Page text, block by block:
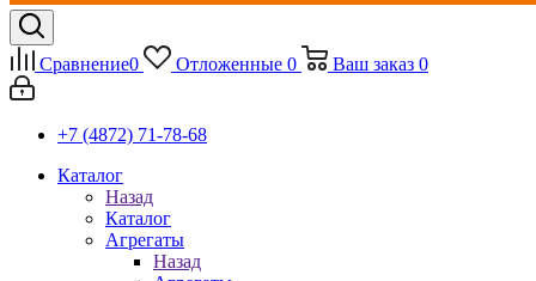
Сравнение0 Отложенные 0 Ваш заказ 0
+7 (4872) 71-78-68
Каталог
Назад
Каталог
Агрегаты
Назад